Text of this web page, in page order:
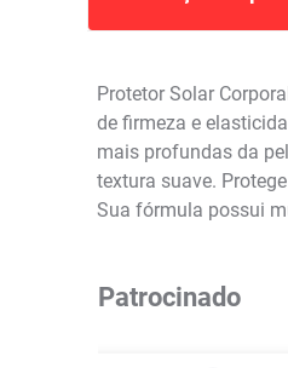
Protetor Solar
de firmeza e
mais profundas da
textura suave.
Sua fórmula possui
Patrocinado